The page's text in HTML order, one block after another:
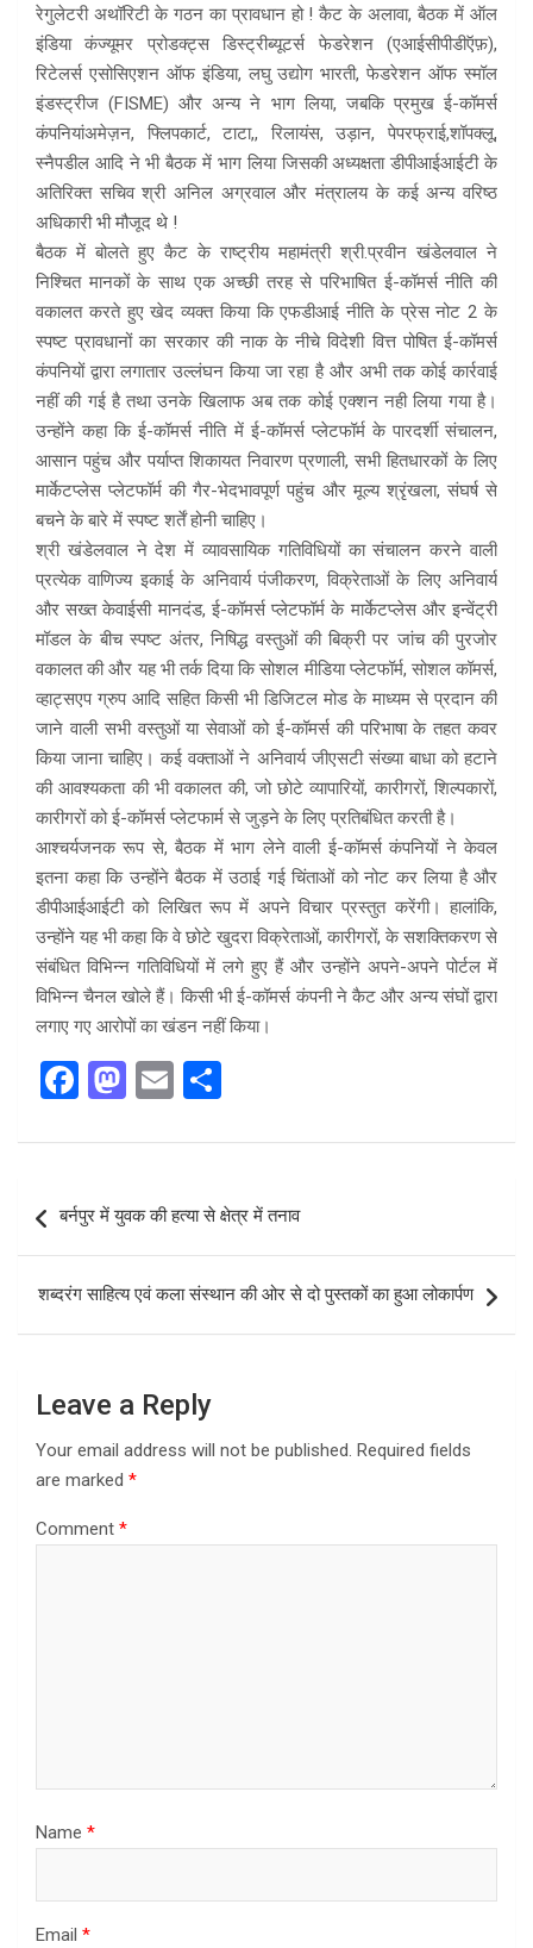
रेगुलेटरी अथॉरिटी के गठन का प्रावधान हो ! कैट के अलावा, बैठक में ऑल
इंडिया कंज्यूमर प्रोडक्ट्स डिस्ट्रीब्यूटर्स फेडरेशन (एआईसीपीडीऍफ़),
रिटेलर्स एसोसिएशन ऑफ इंडिया, लघु उद्योग भारती, फेडरेशन ऑफ स्मॉल
इंडस्ट्रीज (FISME) और अन्य ने भाग लिया, जबकि प्रमुख ई-कॉमर्स
कंपनियांअमेज़न, फ्लिपकार्ट, टाटा,, रिलायंस, उड़ान, पेपरफ्राई,शॉपक्लू,
स्नैपडील आदि ने भी बैठक में भाग लिया जिसकी अध्यक्षता डीपीआईआईटी के
अतिरिक्त सचिव श्री अनिल अग्रवाल और मंत्रालय के कई अन्य वरिष्ठ
अधिकारी भी मौजूद थे !
बैठक में बोलते हुए कैट के राष्ट्रीय महामंत्री श्री.प्रवीन खंडेलवाल ने
निश्चित मानकों के साथ एक अच्छी तरह से परिभाषित ई-कॉमर्स नीति की
वकालत करते हुए खेद व्यक्त किया कि एफडीआई नीति के प्रेस नोट 2 के
स्पष्ट प्रावधानों का सरकार की नाक के नीचे विदेशी वित्त पोषित ई-कॉमर्स
कंपनियों द्वारा लगातार उल्लंघन किया जा रहा है और अभी तक कोई कार्रवाई
नहीं की गई है तथा उनके खिलाफ अब तक कोई एक्शन नही लिया गया है।
उन्होंने कहा कि ई-कॉमर्स नीति में ई-कॉमर्स प्लेटफॉर्म के पारदर्शी संचालन,
आसान पहुंच और पर्याप्त शिकायत निवारण प्रणाली, सभी हितधारकों के लिए
मार्केटप्लेस प्लेटफॉर्म की गैर-भेदभावपूर्ण पहुंच और मूल्य श्रृंखला, संघर्ष से
बचने के बारे में स्पष्ट शर्तें होनी चाहिए।
श्री खंडेलवाल ने देश में व्यावसायिक गतिविधियों का संचालन करने वाली
प्रत्येक वाणिज्य इकाई के अनिवार्य पंजीकरण, विक्रेताओं के लिए अनिवार्य
और सख्त केवाईसी मानदंड, ई-कॉमर्स प्लेटफॉर्म के मार्केटप्लेस और इन्वेंट्री
मॉडल के बीच स्पष्ट अंतर, निषिद्ध वस्तुओं की बिक्री पर जांच की पुरजोर
वकालत की और यह भी तर्क दिया कि सोशल मीडिया प्लेटफॉर्म, सोशल कॉमर्स,
व्हाट्सएप ग्रुप आदि सहित किसी भी डिजिटल मोड के माध्यम से प्रदान की
जाने वाली सभी वस्तुओं या सेवाओं को ई-कॉमर्स की परिभाषा के तहत कवर
किया जाना चाहिए। कई वक्ताओं ने अनिवार्य जीएसटी संख्या बाधा को हटाने
की आवश्यकता की भी वकालत की, जो छोटे व्यापारियों, कारीगरों, शिल्पकारों,
कारीगरों को ई-कॉमर्स प्लेटफार्म से जुड़ने के लिए प्रतिबंधित करती है।
आश्चर्यजनक रूप से, बैठक में भाग लेने वाली ई-कॉमर्स कंपनियों ने केवल
इतना कहा कि उन्होंने बैठक में उठाई गई चिंताओं को नोट कर लिया है और
डीपीआईआईटी को लिखित रूप में अपने विचार प्रस्तुत करेंगी। हालांकि,
उन्होंने यह भी कहा कि वे छोटे खुदरा विक्रेताओं, कारीगरों, के सशक्तिकरण से
संबंधित विभिन्न गतिविधियों में लगे हुए हैं और उन्होंने अपने-अपने पोर्टल में
विभिन्न चैनल खोले हैं। किसी भी ई-कॉमर्स कंपनी ने कैट और अन्य संघों द्वारा
लगाए गए आरोपों का खंडन नहीं किया।
F
ce
o
o
k
M
st
d
o
n
E
ail ar
e
navigation
बर्नपुर में युवक की हत्या से क्षेत्र में तनाव
शब्दरंग साहित्य एवं कला संस्थान की ओर से दो पुस्तकों का हुआ लोकार्पण
Leave a Reply
Your email address will not be published. Required fields
are marked *
Comment *
Name *
Email *